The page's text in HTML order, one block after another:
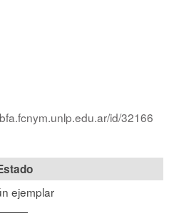
id/32166
ejemplar